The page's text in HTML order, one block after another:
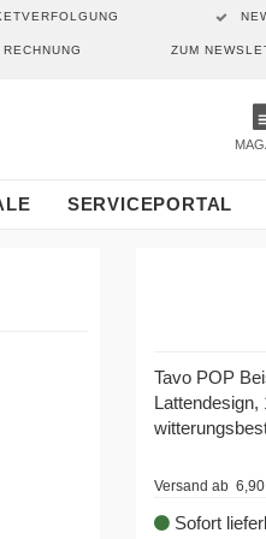
ZUM
SERVICEPORTAL
Tavo POP
Lattendesign,
Versand ab
Sofort